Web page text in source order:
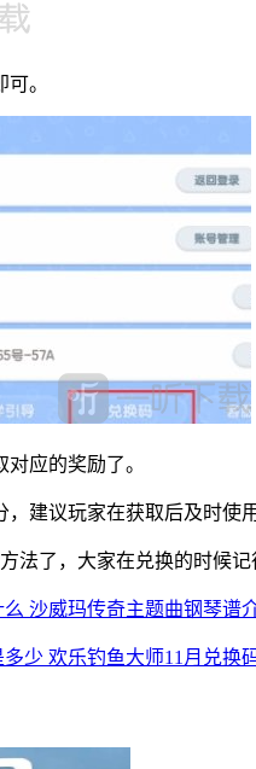
。
应的奖励了。
建议玩家在获取后及时使
法了，大家在兑换的时候
沙威玛传奇主题曲钢琴谱
少 欢乐钓鱼大师11月兑换